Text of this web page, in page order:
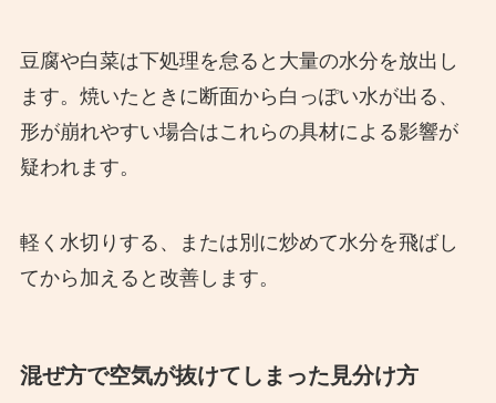
豆腐や白菜は下処理を怠ると大量の水分を放出し
ます。焼いたときに断面から白っぽい水が出る、
形が崩れやすい場合はこれらの具材による影響が
疑われます。
軽く水切りする、または別に炒めて水分を飛ばし
てから加えると改善します。
混ぜ方で空気が抜けてしまった見分け方